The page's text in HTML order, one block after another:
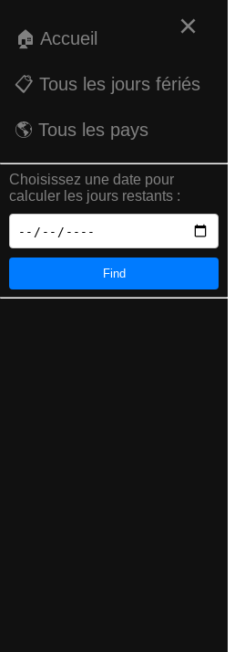
×
🏠 Accueil
📋 Tous les jours fériés
🌎 Tous les pays
Choisissez une date pour
calculer les jours restants :
Find